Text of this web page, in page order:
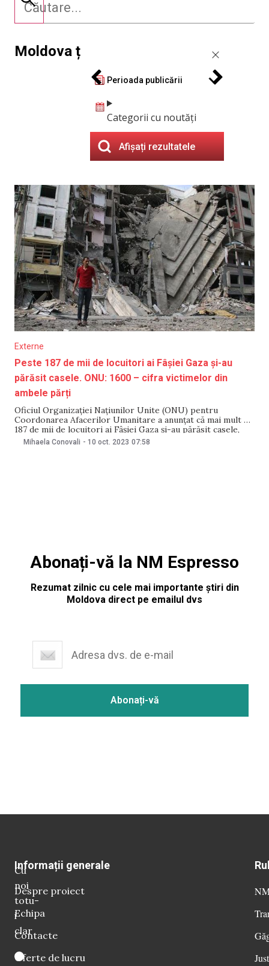
Moldova ț
Perioada publicării
Categorii cu noutăți
Afișați rezultatele
Externe
Peste 187 de mii de locuitori ai Fâșiei Gaza și-au
părăsit casele. ONU: 1600 – cifra victimelor din
ambele părți
Oficiul Organizației Națiunilor Unite (ONU) pentru
Coordonarea Afacerilor Umanitare a anunțat că mai mult de
187 de mii de locuitori ai Fâșiei Gaza și-au părăsit casele,
relatează BBC News. La fel, potrivit ONU, numărul
Mihaela Conovali - 10 oct. 2023 07:58
Abonați-vă la NM Espresso
Rezumat zilnic cu cele mai importante știri din
Moldova direct pe emailul dvs
Cu
noi
totu-
i
clar
Informații generale
Despre proiect
Echipa
Contacte
Oferte de lucru